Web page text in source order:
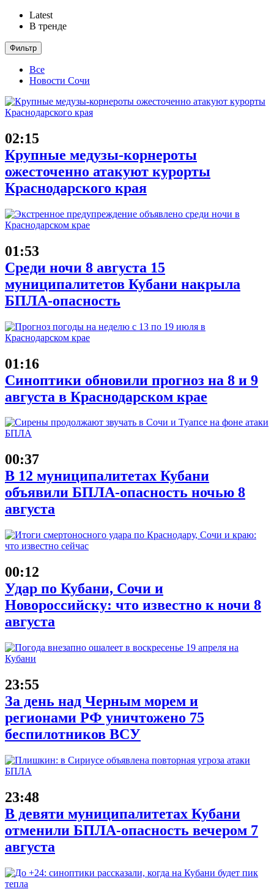
Latest
В тренде
Фильтр
Все
Новости Сочи
02:15
Крупные медузы-корнероты
ожесточенно атакуют курорты
Краснодарского края
01:53
Среди ночи 8 августа 15
муниципалитетов Кубани накрыла
БПЛА-опасность
01:16
Синоптики обновили прогноз на 8 и 9
августа в Краснодарском крае
00:37
В 12 муниципалитетах Кубани
объявили БПЛА-опасность ночью 8
августа
00:12
Удар по Кубани, Сочи и
Новороссийску: что известно к ночи 8
августа
23:55
За день над Черным морем и
регионами РФ уничтожено 75
беспилотников ВСУ
23:48
В девяти муниципалитетах Кубани
отменили БПЛА-опасность вечером 7
августа